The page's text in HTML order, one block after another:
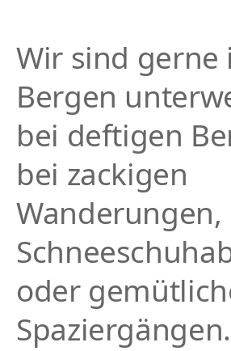
Wir sind gerne
Bergen
bei deftigen
bei zackigen
Wanderungen,
oder
Spaziergängen.